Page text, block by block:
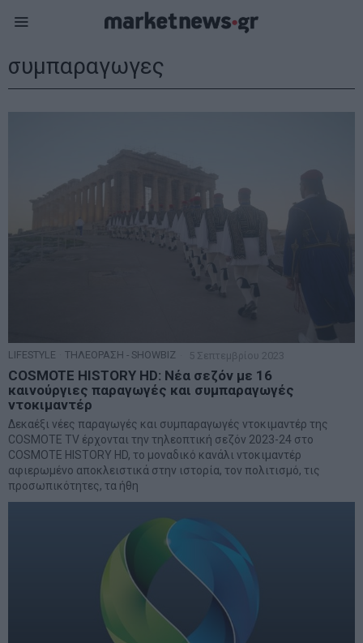
συμπαραγωγες
LIFESTYLE ΤΗΛΕΟΡΑΣΗ - SHOWBIZ 5 Σεπτεμβρίου 2023
COSMOTE HISTORY HD: Νέα σεζόν με 16
καινούργιες παραγωγές και συμπαραγωγές
ντοκιμαντέρ
Δεκαέξι νέες παραγωγές και συμπαραγωγές ντοκιμαντέρ της
COSMOTE TV έρχονται την τηλεοπτική σεζόν 2023-24 στο
COSMOTE HISTORY HD, το μοναδικό κανάλι ντοκιμαντέρ
αφιερωμένο αποκλειστικά στην ιστορία, τον πολιτισμό, τις
προσωπικότητες, τα ήθη